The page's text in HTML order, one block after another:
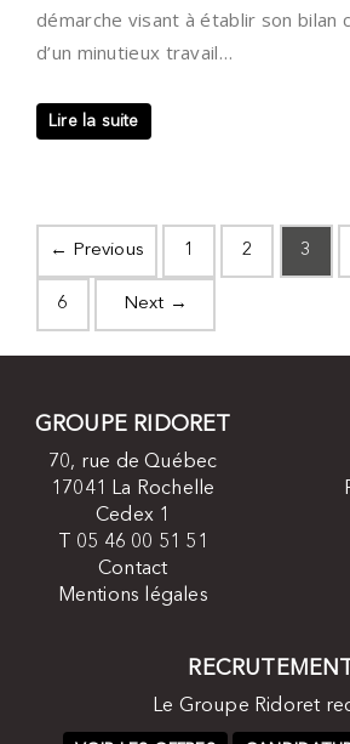
démarche visant à établir son bilan
d’un minutieux travail…
Lire la suite
← Previous 1 2 3
6 Next →
GROUPE RIDORET
70, rue de Québec
17041 La Rochelle
Cedex 1
T 05 46 00 51 51
Contact
Mentions légales
RECRUTEMENT
Le Groupe Ridoret